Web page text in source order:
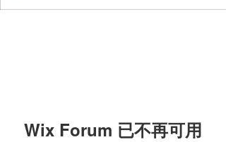
Wix Forum 已不再可用